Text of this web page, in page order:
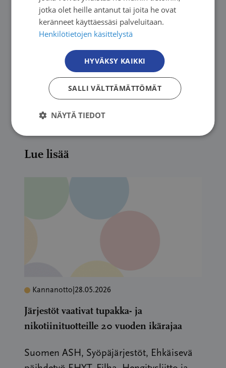
säätiöiden varainhankinnan. Mahdollinen
varainhankinta ei saa vaikuttaa yhdistykselle tai
säätiölle annettavan avustuksen suuruuteen.
Lisäksi järjestöille tulee sallia läheisesti niiden
perustarkoitukseen liittyvän oman toiminnan
kohtuullinen tuotto ilman automaattisia
leikkauksia avustuksiin.
Lue lisää
Kannanotto 28.05.2026
Järjestöt vaativat tupakka- ja
nikotiinituotteille 20 vuoden ikärajaa
Suomen ASH, Syöpäjärjestöt, Ehkäisevä
jotka olet heille antanut tai joita he ovat
keränneet käyttäessäsi palveluitaan.
Henkilötietojen käsittelystä
HYVÄKSY KAIKKI
SALLI VÄLTTÄMÄTTÖMÄT
NÄYTÄ TIEDOT